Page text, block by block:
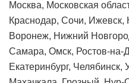
Москва, Московская
Краснодар, Сочи, Ижевск,
Воронеж, Нижний
Самара, Омск, Ростов-на-
Екатеринбург,